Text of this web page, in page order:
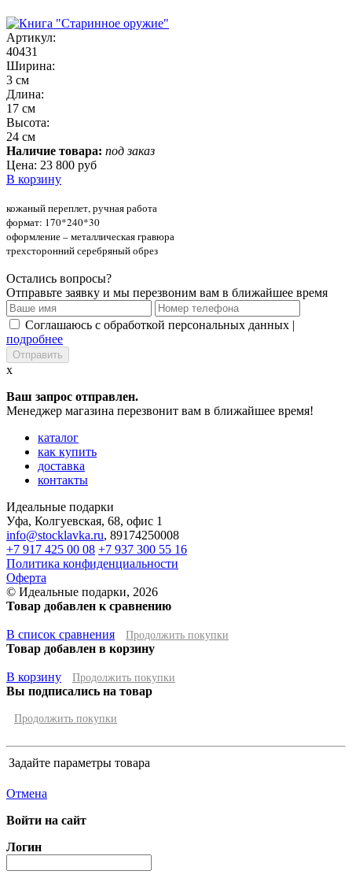
Артикул:
40431
Ширина:
3 см
Длина:
17 см
Высота:
24 см
Наличие товара: под заказ
Цена: 23 800 руб
В корзину
кожаный переплет, ручная работа
формат: 170*240*30
оформление – металлическая гравюра
трехсторонний серебряный обрез
Остались вопросы?
Отправьте заявку и мы перезвоним вам в ближайшее время
Соглашаюсь с обработкой персональных данных |
подробнее
x
Ваш запрос отправлен.
Менеджер магазина перезвонит вам в ближайшее время!
каталог
как купить
доставка
контакты
Идеальные подарки
Уфа, Колгуевская, 68, офис 1
info@stocklavka.ru, 89174250008
+7 917 425 00 08 +7 937 300 55 16
Политика конфиденциальности
Оферта
© Идеальные подарки, 2026
Товар добавлен к сравнению
В список сравнения Продолжить покупки
Товар добавлен в корзину
В корзину Продолжить покупки
Вы подписались на товар
Продолжить покупки
Задайте параметры товара
Отмена
Войти на сайт
Логин